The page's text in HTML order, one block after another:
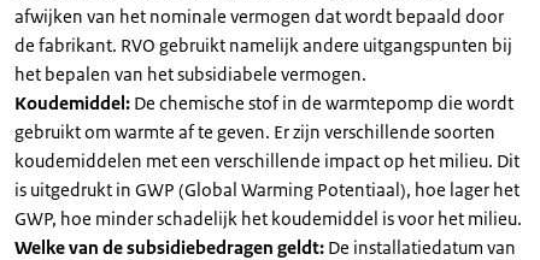
afwijken van het nominale vermogen dat wordt bepaald door
de fabrikant. RVO gebruikt namelijk andere uitgangspunten bij
het bepalen van het subsidiabele vermogen.
Koudemiddel: De chemische stof in de warmtepomp die wordt
gebruikt om warmte af te geven. Er zijn verschillende soorten
koudemiddelen met een verschillende impact op het milieu. Dit
is uitgedrukt in GWP (Global Warming Potentiaal), hoe lager het
GWP, hoe minder schadelijk het koudemiddel is voor het milieu.
Welke van de subsidiebedragen geldt: De installatiedatum van